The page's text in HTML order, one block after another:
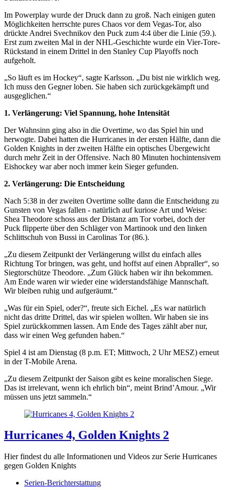
Im Powerplay wurde der Druck dann zu groß. Nach einigen guten
Möglichkeiten herrschte pures Chaos vor dem Vegas-Tor, also
drückte Andrei Svechnikov den Puck zum 4:4 über die Linie (59.).
Erst zum zweiten Mal in der NHL-Geschichte wurde ein Vier-Tore-
Rückstand in einem Drittel in den Stanley Cup Playoffs noch
aufgeholt.
„So läuft es im Hockey“, sagte Karlsson. „Du bist nie wirklich weg.
Ich muss den Gegner loben. Sie haben sich zurückgekämpft und
ausgeglichen.“
1. Verlängerung: Viel Spannung, hohe Intensität
Der Wahnsinn ging also in die Overtime, wo das Spiel hin und
herwogte. Dabei hatten die Hurricanes in der ersten Hälfte, dann die
Golden Knights in der zweiten Hälfte ein optisches Übergewicht
durch mehr Zeit in der Offensive. Nach 80 Minuten hochintensivem
Eishockey war aber noch immer kein Sieger gefunden.
2. Verlängerung: Die Entscheidung
Nach 5:38 in der zweiten Overtime sollte dann die Entscheidung zu
Gunsten von Vegas fallen - natürlich auf kuriose Art und Weise:
Shea Theodore schoss aus der Distanz am Tor vorbei, doch der
Puck flipperte über den Schläger von Martinook und den linken
Schlittschuh von Bussi in Carolinas Tor (86.).
„Zu diesem Zeitpunkt der Verlängerung willst du einfach alles
Richtung Tor bringen, was geht, und hoffst auf einen Abpraller“, so
Siegtorschütze Theodore. „Zum Glück haben wir ihn bekommen.
Am Ende waren wir wieder eine widerstandsfähige Mannschaft.
Wir bleiben ruhig und aufgeräumt.“
„Was für ein Spiel, oder?“, freute sich Eichel. „Es war natürlich
nicht das dritte Drittel, das wir spielen wollten. Wir haben sie ins
Spiel zurückkommen lassen. Am Ende des Tages zählt aber nur,
dass wir einen Weg gefunden haben.“
Spiel 4 ist am Dienstag (8 p.m. ET; Mittwoch, 2 Uhr MESZ) erneut
in der T-Mobile Arena.
„Zu diesem Zeitpunkt der Saison gibt es keine moralischen Siege.
Das ist irrelevant, wenn ich ehrlich bin“, meint Brind’Amour. „Wir
müssen uns jetzt sammeln.“
Hurricanes 4, Golden Knights 2
Hier findest du alle Informationen und Videos zur Serie Hurricanes
gegen Golden Knights
Serien-Berichterstattung